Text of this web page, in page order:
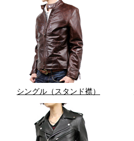
シングル（スタンド襟）